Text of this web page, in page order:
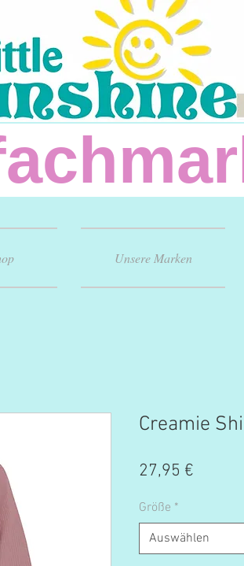
Unsere Marken
Creamie
27,95 €
Größe *
Auswählen